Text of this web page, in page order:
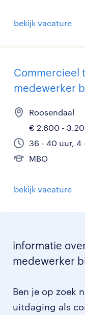
bekijk vacature
Commercieel
medewerker
Roosendaal
€ 2.600 -
36 - 40 uur, 4
MBO
bekijk vacature
informatie
medewerker
Ben je op zoek
uitdaging als